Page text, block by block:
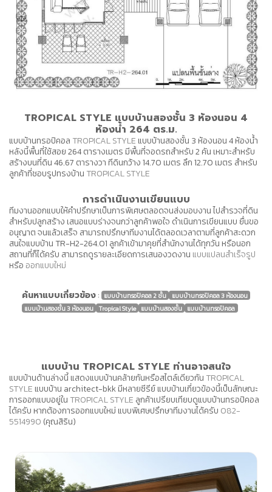
TROPICAL STYLE แบบบ้านสองชั้น 3 ห้องนอน 4
ห้องน้ำ 264 ตร.ม.
แบบบ้านทรอปิคอล TROPICAL STYLEแบบบ้านสองชั้น 3 ห้องนอน 4 ห้องน้ำ
หลังนี้พื้นที่ใช้สอย 264 ตารางเมตร มีพื้นที่จอดรถสำหรับ 2 คัน เหมาะสำหรับ
สร้างบนที่ดิน 46.67 ตารางวา ทีดินกว้าง 14.70 เมตร ลึก 12.70 เมตร สำหรับ
ลูกค้าที่ชอบรูปทรงบ้าน TROPICAL STYLE
การดำเนินงานเขียนแบบ
ทีมงานออกแบบให้คำปรึกษาเป็นการพิเศษตลอดจนส่งมอบงาน ไปสำรวจที่ดิน
สำหรับปลูกสร้าง เสนอแบบร่างจนกว่าลูกค้าพอใจ ดำเนินการเขียนแบบ ยื่นขอ
อนุญาต จนแล้วเสร็จ สามารถปรึกษาทีมงานได้ตลอดเวลาตามที่ลูกค้าสะดวก
สนใจแบบบ้าน TR-H2-264.01 ลูกค้าเข้ามาคุยที่สำนักงานได้ทุกวัน หรือนอก
สถานที่ก็ได้ครับ สามารถดูรายละเอียดการเสนองวดงาน แบบแปลนสำเร็จรูป
หรือ ออกแบบใหม่
ค้นหาแบบเกี่ยวข้อง: แบบบ้านทรอปิคอล 2 ชั้น
แบบบ้านทรอปิคอล 3 ห้องนอน
แบบบ้านสองชั้น 3 ห้องนอน Tropical Style แบบบ้านสองชั้น แบบบ้านทรอปิคอล
แบบบ้าน TROPICAL STYLE ท่านอาจสนใจ
แบบบ้านด้านล่างนี้ แสดงแบบบ้านคล้ายกันหรือสไตล์เดียวกัน TROPICAL
STYLEแบบบ้าน architect-bkk มีหลายซีรีย์ แบบบ้านเกี่ยวข้องนี้เป็นลักษณะ
การออกแบบอยู่ใน TROPICAL STYLE ลูกค้าเปรียบเทียบดูแบบบ้านทรอปิคอล
ได้ครับ หากต้องการออกแบบใหม่ แบบพิเศษปรึกษาทีมงานได้ครับ 082-
5514990 (คุณสิริน)